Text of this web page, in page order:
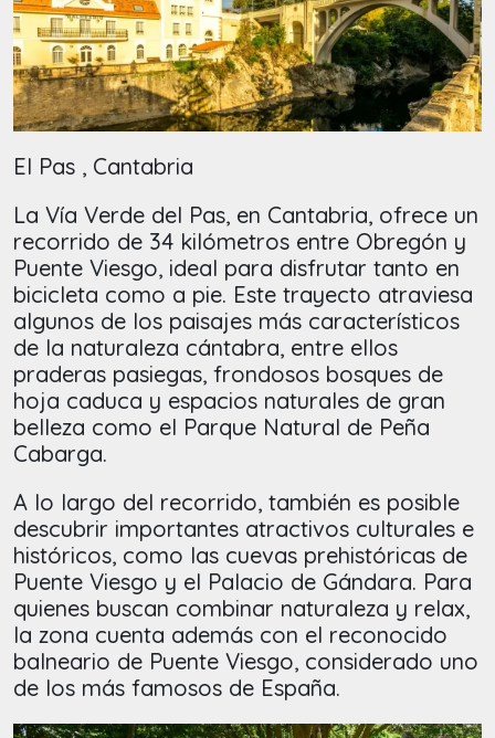
El Pas , Cantabria
La Vía Verde del Pas, en Cantabria, ofrece un
recorrido de 34 kilómetros entre Obregón y
Puente Viesgo, ideal para disfrutar tanto en
bicicleta como a pie. Este trayecto atraviesa
algunos de los paisajes más característicos
de la naturaleza cántabra, entre ellos
praderas pasiegas, frondosos bosques de
hoja caduca y espacios naturales de gran
belleza como el Parque Natural de Peña
Cabarga.
A lo largo del recorrido, también es posible
descubrir importantes atractivos culturales e
históricos, como las cuevas prehistóricas de
Puente Viesgo y el Palacio de Gándara. Para
quienes buscan combinar naturaleza y relax,
la zona cuenta además con el reconocido
balneario de Puente Viesgo, considerado uno
de los más famosos de España.